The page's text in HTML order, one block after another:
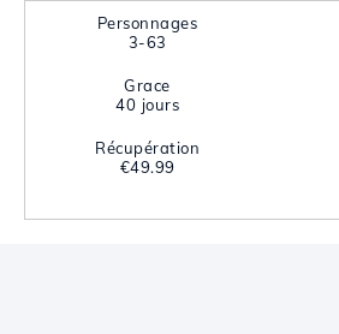
Personnages
3-63
Grace
40 jours
Récupération
€49.99